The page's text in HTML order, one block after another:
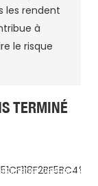
les rendent
à
le risque
TERMINÉ